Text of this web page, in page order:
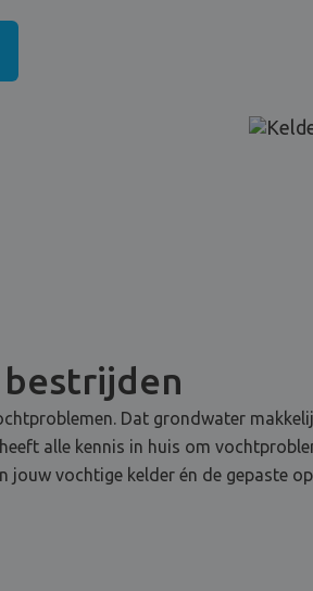
Dat grondwater
alle kennis in huis om
jouw vochtige kelder én de gepaste